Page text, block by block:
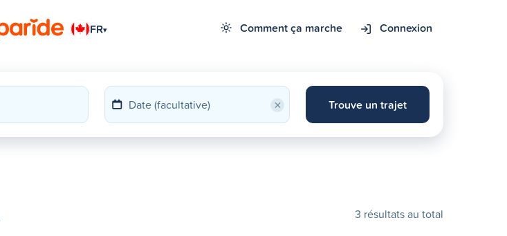
FR▾ Comment ça marche Connexion
× Trouve un trajet
3 résultats au total